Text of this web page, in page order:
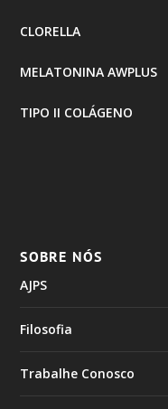
CLORELLA
MELATONINA AWPLUS
TIPO II COLÁGENO
SOBRE NÓS
AJPS
Filosofia
Trabalhe Conosco